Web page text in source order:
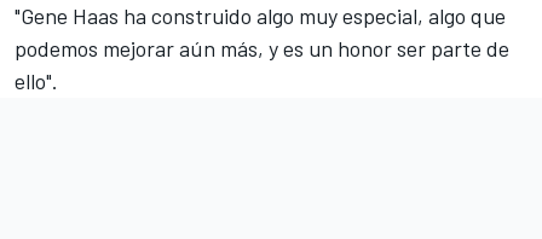
"Gene Haas ha construido algo muy especial, algo que
podemos mejorar aún más, y es un honor ser parte de
ello".